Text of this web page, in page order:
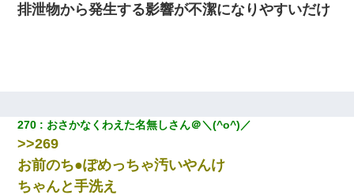
排泄物から発生する影響が不潔になりやすいだけ
270 おさかなくわえた名無しさん＠＼(^o^)／
>>269
お前のち●ぽめっちゃ汚いやんけ
ちゃんと手洗え